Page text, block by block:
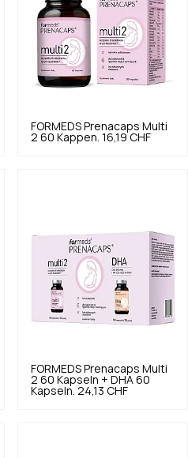
FORMEDS Prenacaps Multi
2 60 Kappen. 16,19 CHF
FORMEDS Prenacaps Multi
2 60 Kapseln + DHA 60
Kapseln. 24,13 CHF